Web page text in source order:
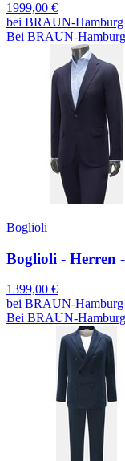
1999,00 €
bei BRAUN-Hamburg
Bei BRAUN-Hamburg
Boglioli
Boglioli - Herren
1399,00 €
bei BRAUN-Hamburg
Bei BRAUN-Hamburg